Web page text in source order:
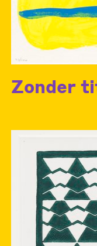
Zonder